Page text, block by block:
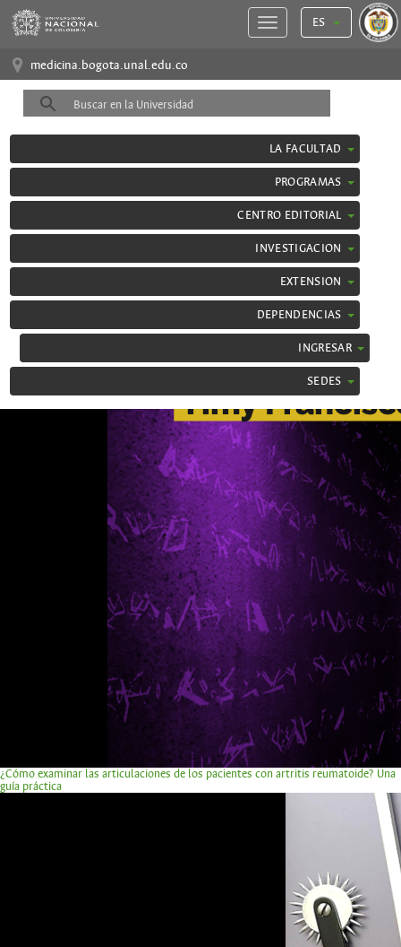
ES
medicina.bogota.unal.edu.co
LA FACULTAD
PROGRAMAS
CENTRO EDITORIAL
INVESTIGACION
EXTENSION
DEPENDENCIAS
INGRESAR
SEDES
¿Cómo examinar las articulaciones de los pacientes con artritis reumatoide? Una
guía práctica